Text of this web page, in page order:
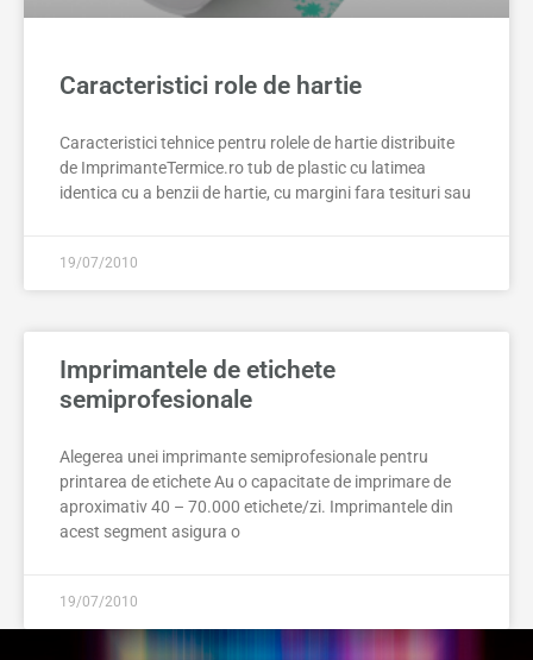
Caracteristici role de hartie
Caracteristici tehnice pentru rolele de hartie distribuite
de ImprimanteTermice.ro tub de plastic cu latimea
identica cu a benzii de hartie, cu margini fara tesituri sau
19/07/2010
Imprimantele de etichete
semiprofesionale
Alegerea unei imprimante semiprofesionale pentru
printarea de etichete Au o capacitate de imprimare de
aproximativ 40 – 70.000 etichete/zi. Imprimantele din
acest segment asigura o
19/07/2010